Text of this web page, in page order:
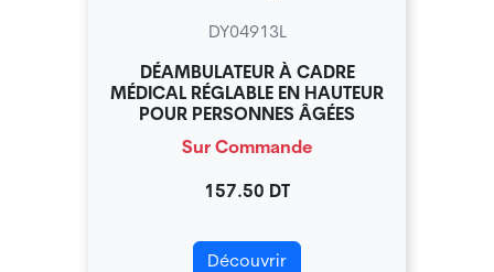
DY04913L
DÉAMBULATEUR À CADRE
MÉDICAL RÉGLABLE EN HAUTEUR
POUR PERSONNES ÂGÉES
Sur Commande
157.50 DT
Découvrir